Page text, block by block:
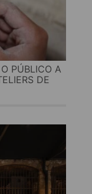
PÚBLICO A
DE